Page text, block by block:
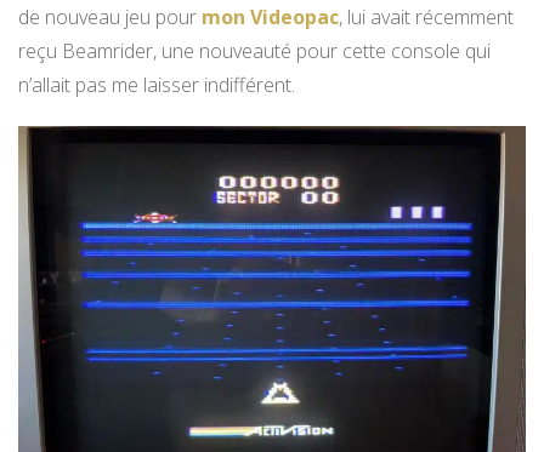
de nouveau jeu pour mon Videopac, lui avait récemment
reçu Beamrider, une nouveauté pour cette console qui
n’allait pas me laisser indifférent.